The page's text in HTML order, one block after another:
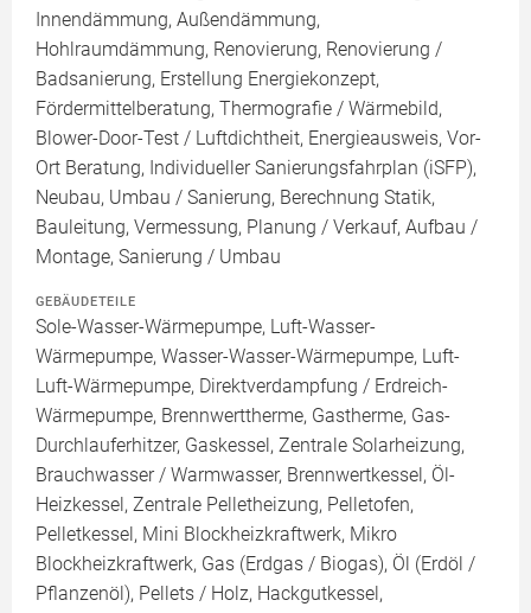
Innendämmung, Außendämmung,
Hohlraumdämmung, Renovierung, Renovierung /
Badsanierung, Erstellung Energiekonzept,
Fördermittelberatung, Thermografie / Wärmebild,
Blower-Door-Test / Luftdichtheit, Energieausweis, Vor-
Ort Beratung, Individueller Sanierungsfahrplan (iSFP),
Neubau, Umbau / Sanierung, Berechnung Statik,
Bauleitung, Vermessung, Planung / Verkauf, Aufbau /
Montage, Sanierung / Umbau
GEBÄUDETEILE
Sole-Wasser-Wärmepumpe, Luft-Wasser-
Wärmepumpe, Wasser-Wasser-Wärmepumpe, Luft-
Luft-Wärmepumpe, Direktverdampfung / Erdreich-
Wärmepumpe, Brennwerttherme, Gastherme, Gas-
Durchlauferhitzer, Gaskessel, Zentrale Solarheizung,
Brauchwasser / Warmwasser, Brennwertkessel, Öl-
Heizkessel, Zentrale Pelletheizung, Pelletofen,
Pelletkessel, Mini Blockheizkraftwerk, Mikro
Blockheizkraftwerk, Gas (Erdgas / Biogas), Öl (Erdöl /
Pflanzenöl), Pellets / Holz, Hackgutkessel,